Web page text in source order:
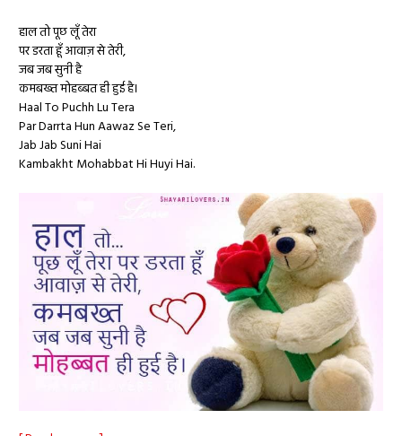
हाल तो पूछ लूँ तेरा
पर डरता हूँ आवाज़ से तेरी,
जब जब सुनी है
कमबख्त मोहब्बत ही हुई है।
Haal To Puchh Lu Tera
Par Darrta Hun Aawaz Se Teri,
Jab Jab Suni Hai
Kambakht Mohabbat Hi Huyi Hai.